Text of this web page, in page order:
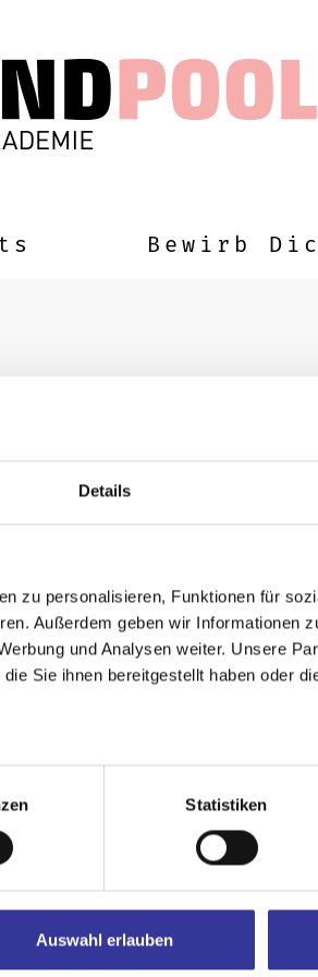
Details
zu personalisieren, Funktionen für
Außerdem geben wir Informationen
und Analysen weiter. Unsere
Sie ihnen bereitgestellt haben oder
Statistiken
Auswahl erlauben
Bewirb
Name, deutsche
Hamburger Schule und
Yunus ist schwer
und Bratschist Genre-
neu aus und bringt dabei
Städte.
Cola-EP“ wurde
nichts mehr dagegen, den
zu klären, über das
liebevoll Mütter zum
Dinner auszuführen. Denn